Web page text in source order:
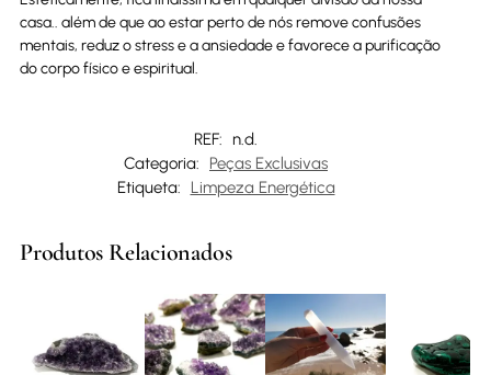
casa.. além de que ao estar perto de nós remove confusões
mentais, reduz o stress e a ansiedade e favorece a purificação
do corpo físico e espiritual.
REF:
n.d.
Categoria:
Peças Exclusivas
Etiqueta:
Limpeza Energética
Produtos Relacionados